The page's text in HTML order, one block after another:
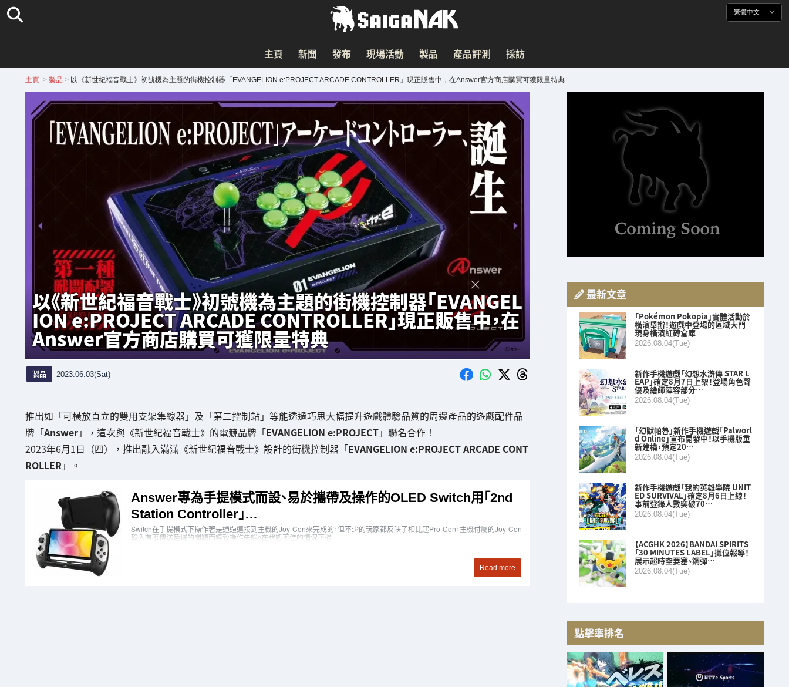
繁體中文
主頁 新聞 發布 現場活動 製品 產品評測 採訪
主頁 > 製品 > 以《新世紀福音戰士》初號機為主題的街機控制器「EVANGELION e:PROJECT ARCADE CONTROLLER」現正販售中，在Answer官方商店購買可獲限量特典
以《新世紀福音戰士》初號機為主題的街機控制器「EVANGEL
ION e:PROJECT ARCADE CONTROLLER」現正販售中，在
Answer官方商店購買可獲限量特典
製品 2023.06.03(Sat)
推出如「可橫放直立的雙用支架集線器」及「第二控制站」等能透過巧思大幅提升遊戲體驗品質的周邊產品的遊戲配件品
牌「Answer」，這次與《新世紀福音戰士》的電競品牌「EVANGELION e:PROJECT」聯名合作！
2023年6月1日（四），推出融入滿滿《新世紀福音戰士》設計的街機控制器「EVANGELION e:PROJECT ARCADE CONT
ROLLER 」。
最新文章
「Pokémon Pokopia」實體活動於
橫濱舉辦！遊戲中登場的區域大門
現身橫濱紅磚倉庫
2026.08.04(Tue)
新作手機遊戲「幻想水滸傳 STAR L
EAP」確定8月7日上架！登場角色聲
優及繪師陣容部分…
2026.08.04(Tue)
「幻獸帕魯」新作手機遊戲「Palworl
d Online」宣布開發中！以手機版重
新建構，預定20…
2026.08.04(Tue)
新作手機遊戲「我的英雄學院 UNIT
ED SURVIVAL」確定8月6日上線！
事前登錄人數突破70…
2026.08.04(Tue)
【ACGHK 2026】BANDAI SPIRITS
「30 MINUTES LABEL」攤位報導！
展示超時空要塞、鋼彈…
2026.08.04(Tue)
點擊率排名